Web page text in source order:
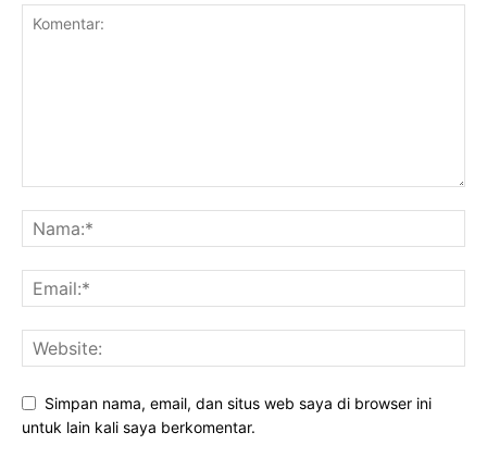
Simpan nama, email, dan situs web saya di browser ini
untuk lain kali saya berkomentar.